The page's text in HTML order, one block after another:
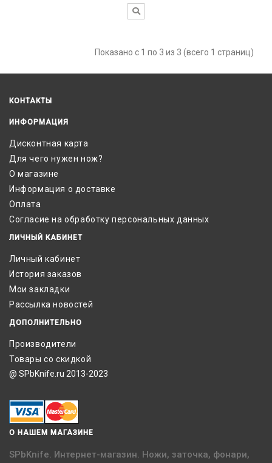
Показано с 1 по 3 из 3 (всего 1 страниц)
КОНТАКТЫ
ИНФОРМАЦИЯ
Дисконтная карта
Для чего нужен нож?
О магазине
Информация о доставке
Оплата
Согласие на обработку персональных данных
ЛИЧНЫЙ КАБИНЕТ
Личный кабинет
История заказов
Мои закладки
Рассылка новостей
ДОПОЛНИТЕЛЬНО
Производители
Товары со скидкой
@ SPbKnife.ru 2013-2023
О НАШЕМ МАГАЗИНЕ
SPbKnife. Интернет-магазин. Ножи, заточка, фонари,